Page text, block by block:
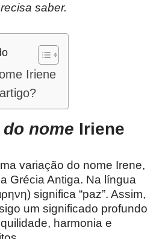
saber.
Iriene
nome Iriene
variação do nome Irene,
Grécia Antiga. Na língua
significa “paz”. Assim,
um significado profundo
harmonia e